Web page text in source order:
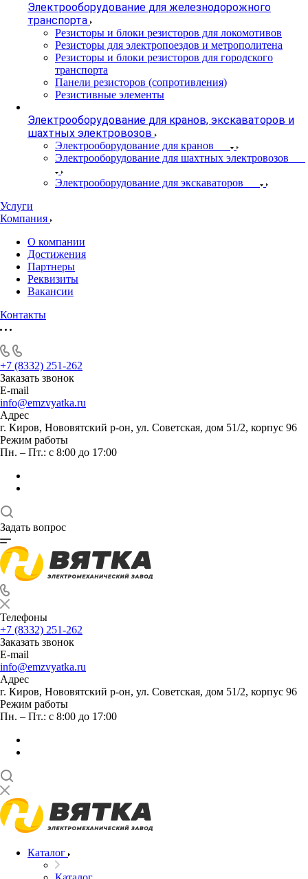
Электрооборудование для железнодорожного
транспорта
Резисторы и блоки резисторов для локомотивов
Резисторы для электропоездов и метрополитена
Резисторы и блоки резисторов для городского
транспорта
Панели резисторов (сопротивления)
Резистивные элементы
Электрооборудование для кранов, экскаваторов и
шахтных электровозов
Электрооборудование для кранов
Электрооборудование для шахтных электровозов
Электрооборудование для экскаваторов
Услуги
Компания
О компании
Достижения
Партнеры
Реквизиты
Вакансии
Контакты
+7 (8332) 251-262
Заказать звонок
E-mail
info@emzvyatka.ru
Адрес
г. Киров, Нововятский р-он, ул. Советская, дом 51/2, корпус 96
Режим работы
Пн. – Пт.: с 8:00 до 17:00
Задать вопрос
Телефоны
+7 (8332) 251-262
Заказать звонок
E-mail
info@emzvyatka.ru
Адрес
г. Киров, Нововятский р-он, ул. Советская, дом 51/2, корпус 96
Режим работы
Пн. – Пт.: с 8:00 до 17:00
Каталог